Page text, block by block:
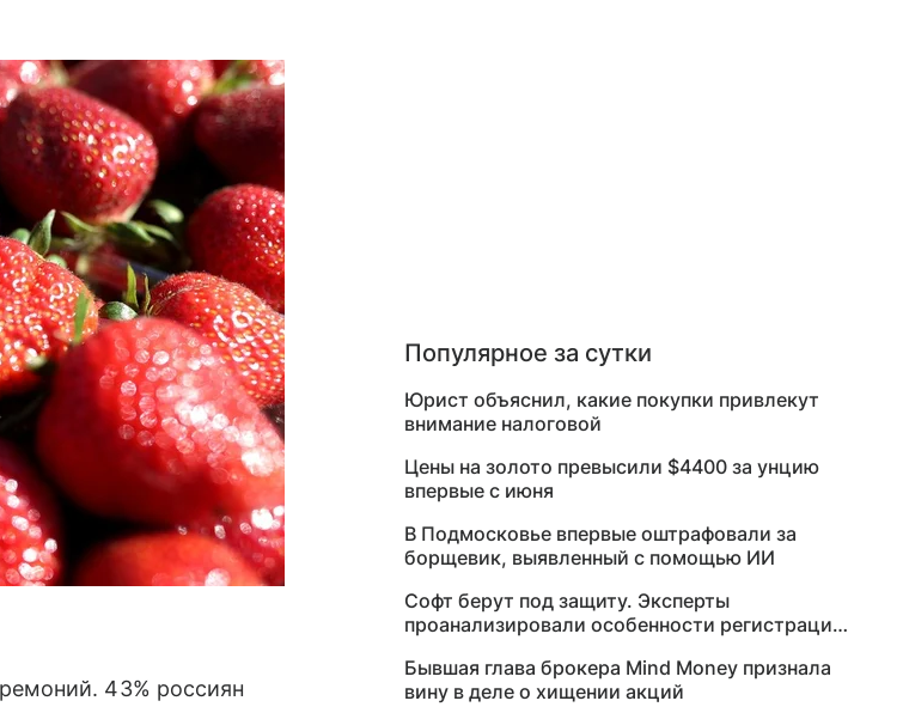
43% россиян
Популярное за сутки
Юрист объяснил, какие покупки привлекут
внимание налоговой
Цены на золото превысили $4400 за унцию
впервые с июня
В Подмосковье впервые оштрафовали за
борщевик, выявленный с помощью ИИ
Софт берут под защиту. Эксперты
проанализировали особенности регистрации
Бывшая глава брокера Mind Money признала
вину в деле о хищении акций